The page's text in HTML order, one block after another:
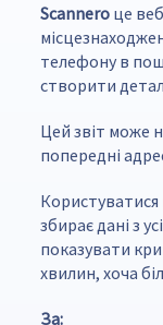
Scannero це
телефону в
створити
Цей звіт може
попередні
збирає дані з
показувати
хвилин, хоча
За: